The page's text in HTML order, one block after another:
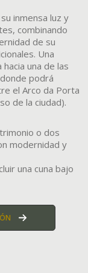
inmensa luz y
combinando
de su
Una
una de las
podrá
el Arco da Porta
de la ciudad).
o dos
modernidad y
una cuna bajo